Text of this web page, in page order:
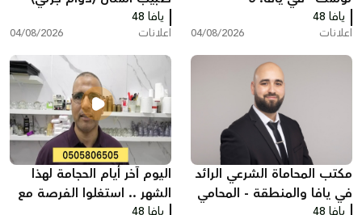
ساندويشات باجيت مع
شيبس وكولا بـ200 شيكل
يافا 48
اعلانات 04/08/2026
يافا 48
اعلانات 04/08/2026
مكتب المحاماة الشرعي الرائد
في يافا والمنطقة - المحامي
اليوم آخر أيام الحجامة لهذا
الشهر .. استغلوا الفرصة مع